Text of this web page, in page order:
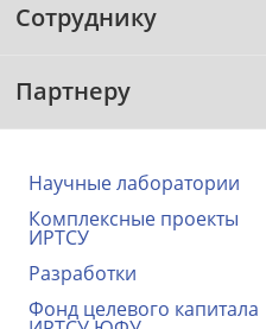
Сотруднику
Партнеру
Научные лаборатории
Комплексные проекты
ИРТСУ
Разработки
Фонд целевого капитала